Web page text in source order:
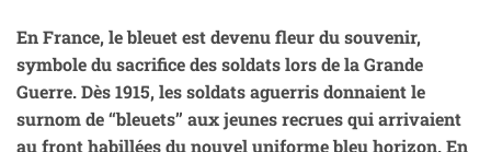
En France, le bleuet est devenu fleur du souvenir,
symbole du sacrifice des soldats lors de la Grande
Guerre. Dès 1915, les soldats aguerris donnaient le
surnom de ‘‘bleuets’’ aux jeunes recrues qui arrivaient
au front habillées du nouvel uniforme bleu horizon. En